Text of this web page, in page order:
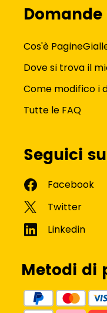
Cos'è
Dove si trova il
Come modifico i
Tutte le FAQ
Seguici su
Metodi di